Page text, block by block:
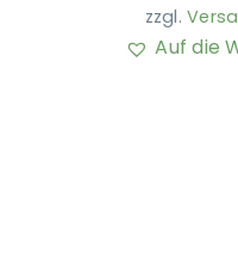
zzgl.
Auf die